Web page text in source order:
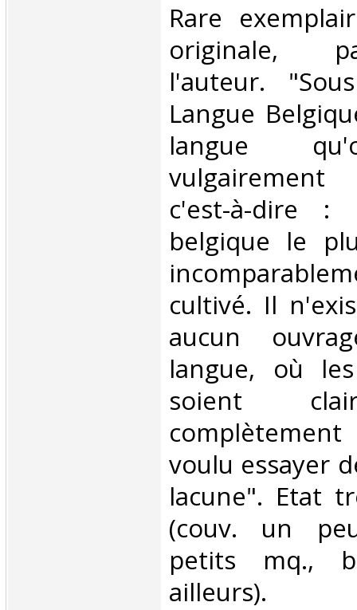
‎Rare
originale,
l'auteur.
Langue
langue
c'est-à-dire
belgique le
cultivé. Il
aucun
langue, où
soient
voulu essayer
lacune". Etat
(couv. un
petits mq.,
ailleurs).‎